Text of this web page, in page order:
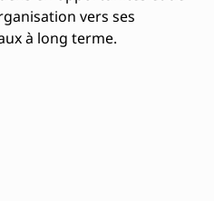
vers ses
à long terme.